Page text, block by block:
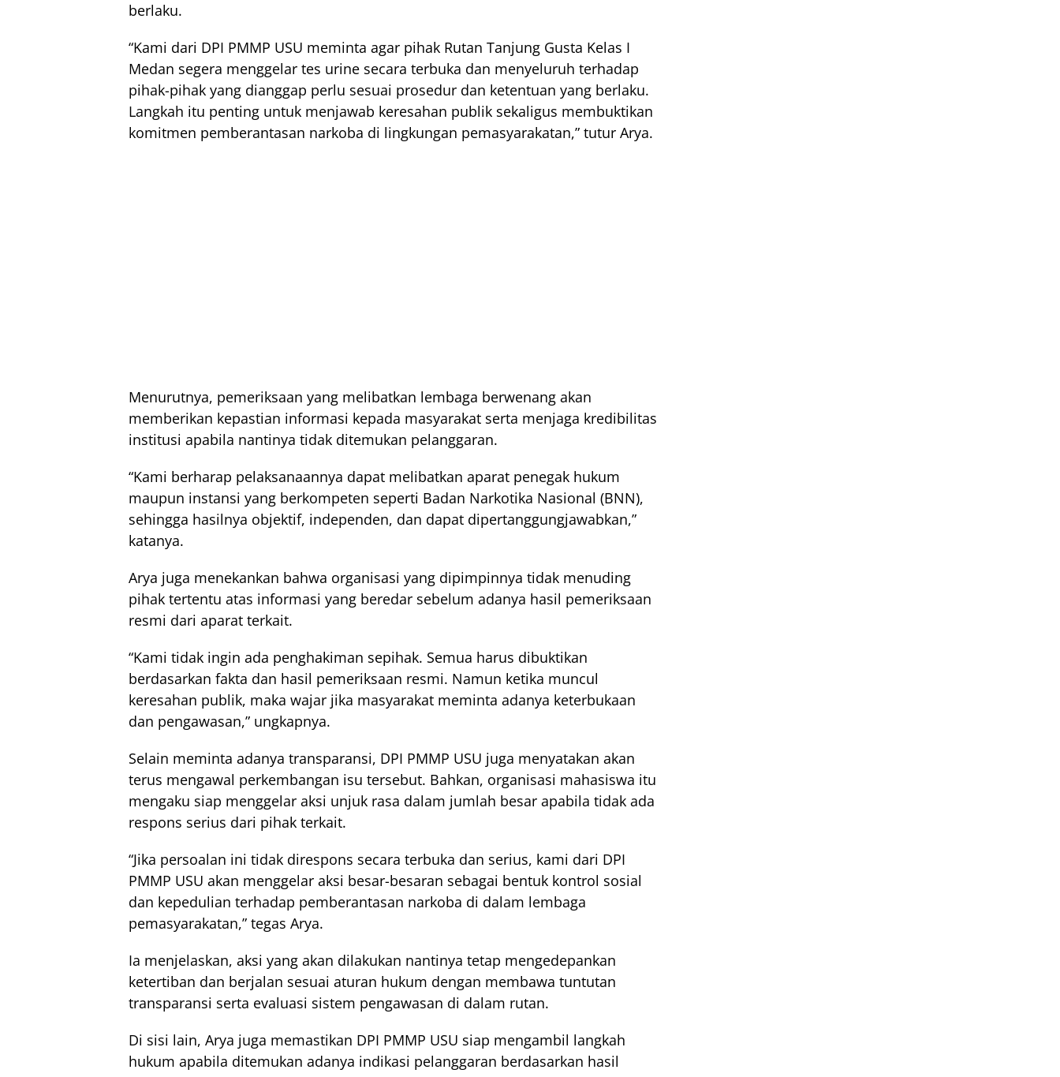
berlaku.
“Kami dari DPI PMMP USU meminta agar pihak Rutan Tanjung Gusta Kelas I
Medan segera menggelar tes urine secara terbuka dan menyeluruh terhadap
pihak-pihak yang dianggap perlu sesuai prosedur dan ketentuan yang berlaku.
Langkah itu penting untuk menjawab keresahan publik sekaligus membuktikan
komitmen pemberantasan narkoba di lingkungan pemasyarakatan,” tutur Arya.
Menurutnya, pemeriksaan yang melibatkan lembaga berwenang akan
memberikan kepastian informasi kepada masyarakat serta menjaga kredibilitas
institusi apabila nantinya tidak ditemukan pelanggaran.
“Kami berharap pelaksanaannya dapat melibatkan aparat penegak hukum
maupun instansi yang berkompeten seperti Badan Narkotika Nasional (BNN),
sehingga hasilnya objektif, independen, dan dapat dipertanggungjawabkan,”
katanya.
Arya juga menekankan bahwa organisasi yang dipimpinnya tidak menuding
pihak tertentu atas informasi yang beredar sebelum adanya hasil pemeriksaan
resmi dari aparat terkait.
“Kami tidak ingin ada penghakiman sepihak. Semua harus dibuktikan
berdasarkan fakta dan hasil pemeriksaan resmi. Namun ketika muncul
keresahan publik, maka wajar jika masyarakat meminta adanya keterbukaan
dan pengawasan,” ungkapnya.
Selain meminta adanya transparansi, DPI PMMP USU juga menyatakan akan
terus mengawal perkembangan isu tersebut. Bahkan, organisasi mahasiswa itu
mengaku siap menggelar aksi unjuk rasa dalam jumlah besar apabila tidak ada
respons serius dari pihak terkait.
“Jika persoalan ini tidak direspons secara terbuka dan serius, kami dari DPI
PMMP USU akan menggelar aksi besar-besaran sebagai bentuk kontrol sosial
dan kepedulian terhadap pemberantasan narkoba di dalam lembaga
pemasyarakatan,” tegas Arya.
Ia menjelaskan, aksi yang akan dilakukan nantinya tetap mengedepankan
ketertiban dan berjalan sesuai aturan hukum dengan membawa tuntutan
transparansi serta evaluasi sistem pengawasan di dalam rutan.
Di sisi lain, Arya juga memastikan DPI PMMP USU siap mengambil langkah
hukum apabila ditemukan adanya indikasi pelanggaran berdasarkan hasil